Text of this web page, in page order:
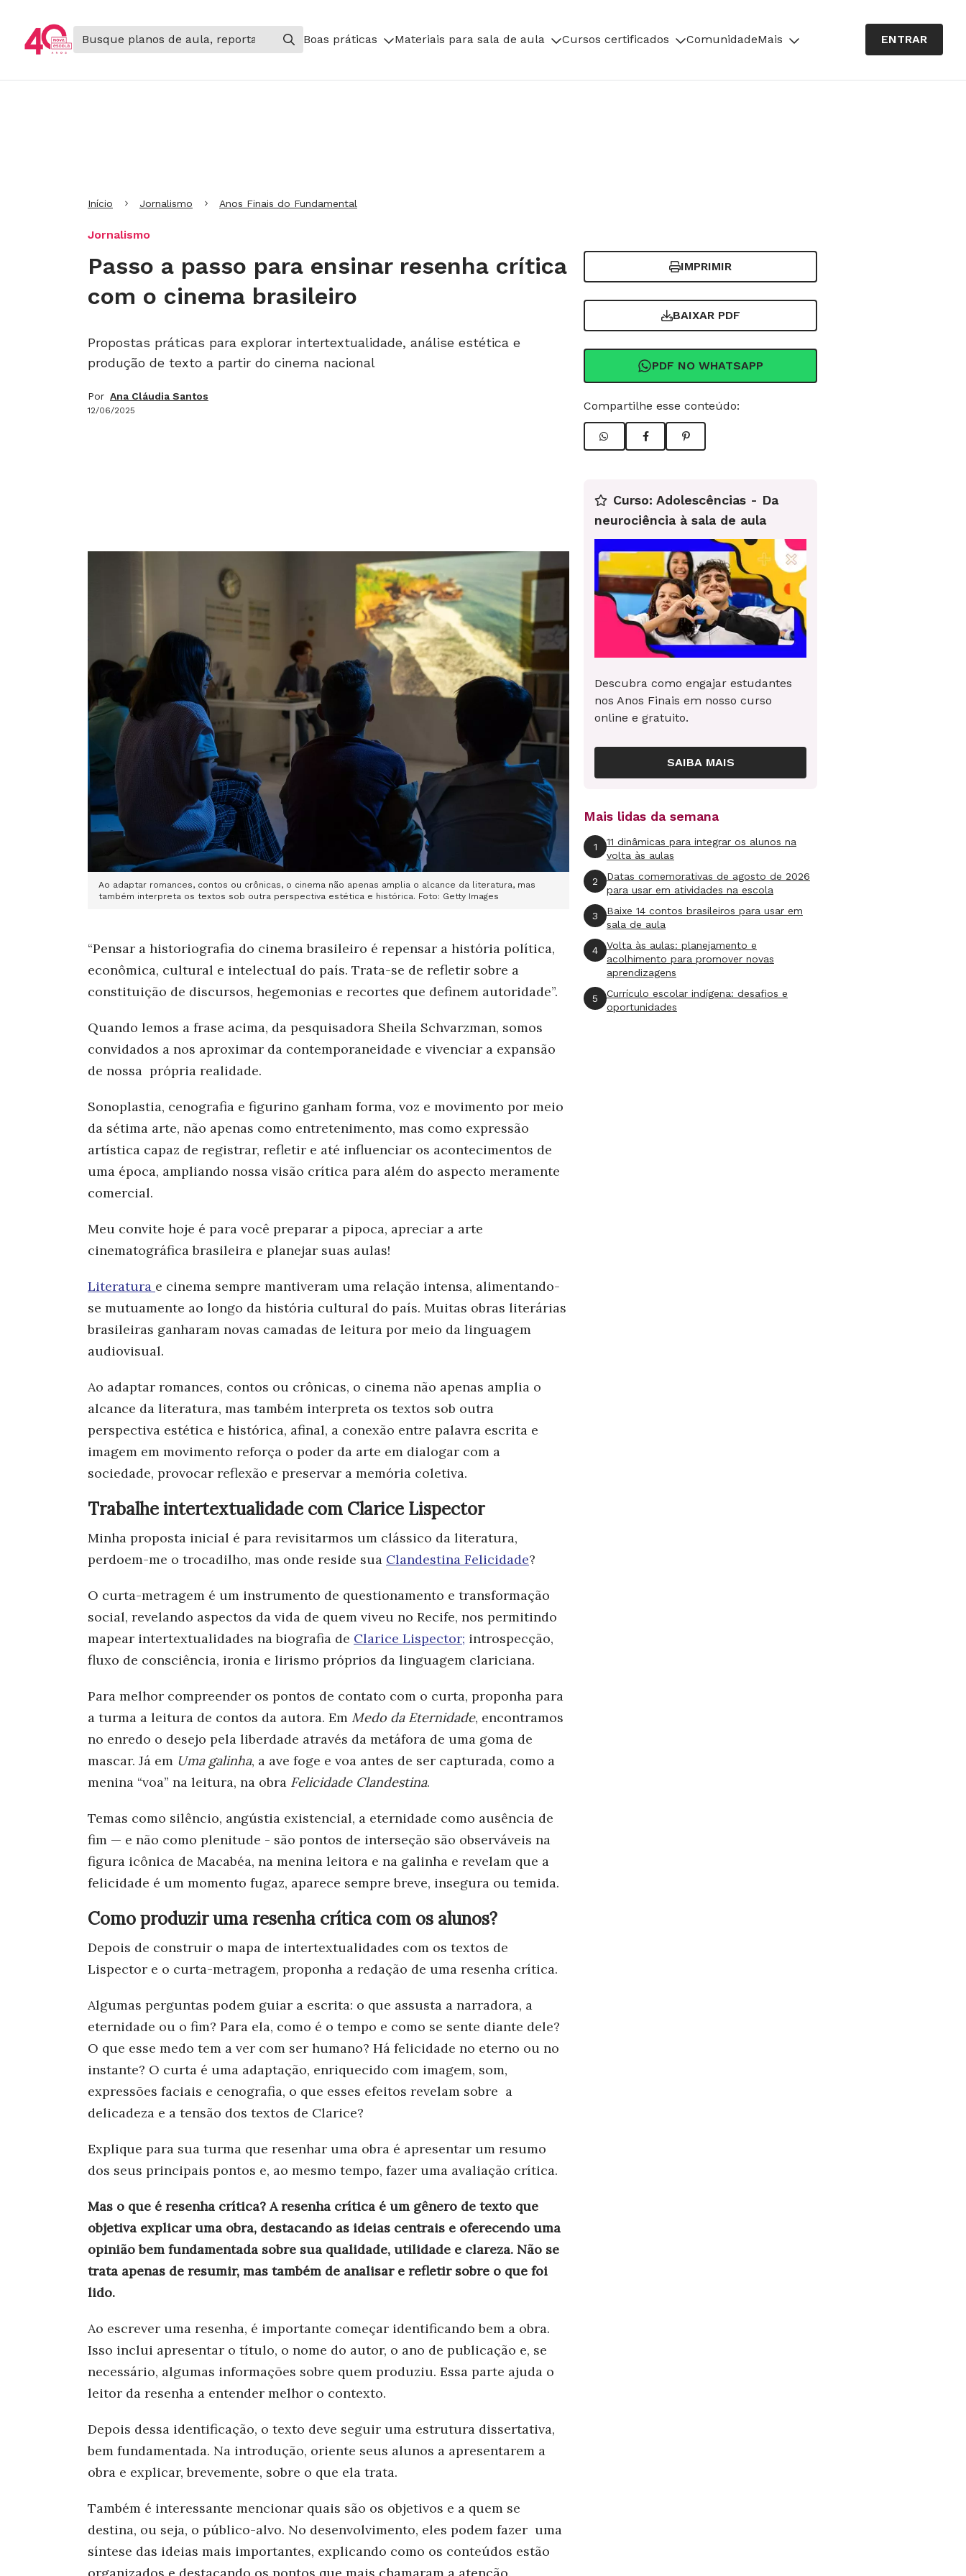
Boas práticas Materiais para sala de aula Cursos certificados ComunidadeMais ENTRAR
Início Jornalismo Anos Finais do Fundamental
Jornalismo
Passo a passo para ensinar resenha crítica
com o cinema brasileiro
Propostas práticas para explorar intertextualidade, análise estética e
produção de texto a partir do cinema nacional
Por Ana Cláudia Santos
12/06/2025
IMPRIMIR
BAIXAR PDF
PDF NO WHATSAPP
Compartilhe esse conteúdo:
Ao adaptar romances, contos ou crônicas, o cinema não apenas amplia o alcance da literatura, mas
também interpreta os textos sob outra perspectiva estética e histórica. Foto: Getty Images
“Pensar a historiografia do cinema brasileiro é repensar a história política,
econômica, cultural e intelectual do país. Trata-se de refletir sobre a
constituição de discursos, hegemonias e recortes que definem autoridade”.
Quando lemos a frase acima, da pesquisadora Sheila Schvarzman, somos
convidados a nos aproximar da contemporaneidade e vivenciar a expansão
de nossa própria realidade.
Sonoplastia, cenografia e figurino ganham forma, voz e movimento por meio
da sétima arte, não apenas como entretenimento, mas como expressão
artística capaz de registrar, refletir e até influenciar os acontecimentos de
uma época, ampliando nossa visão crítica para além do aspecto meramente
comercial.
Meu convite hoje é para você preparar a pipoca, apreciar a arte
cinematográfica brasileira e planejar suas aulas!
Literatura e cinema sempre mantiveram uma relação intensa, alimentando-
se mutuamente ao longo da história cultural do país. Muitas obras literárias
brasileiras ganharam novas camadas de leitura por meio da linguagem
audiovisual.
Ao adaptar romances, contos ou crônicas, o cinema não apenas amplia o
alcance da literatura, mas também interpreta os textos sob outra
perspectiva estética e histórica, afinal, a conexão entre palavra escrita e
imagem em movimento reforça o poder da arte em dialogar com a
sociedade, provocar reflexão e preservar a memória coletiva.
Trabalhe intertextualidade com Clarice Lispector
Minha proposta inicial é para revisitarmos um clássico da literatura,
perdoem-me o trocadilho, mas onde reside sua Clandestina Felicidade?
O curta-metragem é um instrumento de questionamento e transformação
social, revelando aspectos da vida de quem viveu no Recife, nos permitindo
mapear intertextualidades na biografia de Clarice Lispector; introspecção,
fluxo de consciência, ironia e lirismo próprios da linguagem clariciana.
Para melhor compreender os pontos de contato com o curta, proponha para
a turma a leitura de contos da autora. Em Medo da Eternidade, encontramos
no enredo o desejo pela liberdade através da metáfora de uma goma de
mascar. Já em Uma galinha, a ave foge e voa antes de ser capturada, como a
menina “voa” na leitura, na obra Felicidade Clandestina.
Temas como silêncio, angústia existencial, a eternidade como ausência de
fim — e não como plenitude - são pontos de interseção são observáveis na
figura icônica de Macabéa, na menina leitora e na galinha e revelam que a
felicidade é um momento fugaz, aparece sempre breve, insegura ou temida.
Como produzir uma resenha crítica com os alunos?
Depois de construir o mapa de intertextualidades com os textos de
Lispector e o curta-metragem, proponha a redação de uma resenha crítica.
Algumas perguntas podem guiar a escrita: o que assusta a narradora, a
eternidade ou o fim? Para ela, como é o tempo e como se sente diante dele?
O que esse medo tem a ver com ser humano? Há felicidade no eterno ou no
instante? O curta é uma adaptação, enriquecido com imagem, som,
expressões faciais e cenografia, o que esses efeitos revelam sobre a
delicadeza e a tensão dos textos de Clarice?
Explique para sua turma que resenhar uma obra é apresentar um resumo
dos seus principais pontos e, ao mesmo tempo, fazer uma avaliação crítica.
Mas o que é resenha crítica? A resenha crítica é um gênero de texto que
objetiva explicar uma obra, destacando as ideias centrais e oferecendo uma
opinião bem fundamentada sobre sua qualidade, utilidade e clareza. Não se
trata apenas de resumir, mas também de analisar e refletir sobre o que foi
lido.
Ao escrever uma resenha, é importante começar identificando bem a obra.
Isso inclui apresentar o título, o nome do autor, o ano de publicação e, se
necessário, algumas informações sobre quem produziu. Essa parte ajuda o
leitor da resenha a entender melhor o contexto.
Depois dessa identificação, o texto deve seguir uma estrutura dissertativa,
bem fundamentada. Na introdução, oriente seus alunos a apresentarem a
obra e explicar, brevemente, sobre o que ela trata.
Também é interessante mencionar quais são os objetivos e a quem se
destina, ou seja, o público-alvo. No desenvolvimento, eles podem fazer uma
síntese das ideias mais importantes, explicando como os conteúdos estão
Curso: Adolescências - Da
neurociência à sala de aula
Descubra como engajar estudantes
nos Anos Finais em nosso curso
online e gratuito.
SAIBA MAIS
Mais lidas da semana
1
11 dinâmicas para integrar os alunos na
volta às aulas
2
Datas comemorativas de agosto de 2026
para usar em atividades na escola
3
Baixe 14 contos brasileiros para usar em
sala de aula
4
Volta às aulas: planejamento e
acolhimento para promover novas
aprendizagens
5
Currículo escolar indígena: desafios e
oportunidades